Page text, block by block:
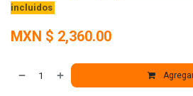
incluidos
MXN $ 2,360.00